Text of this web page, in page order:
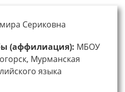
Сериковна
(аффилиация): МБОУ
Мурманская
языка